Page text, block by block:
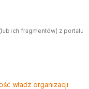
ich fragmentów) z portalu
władz organizacji